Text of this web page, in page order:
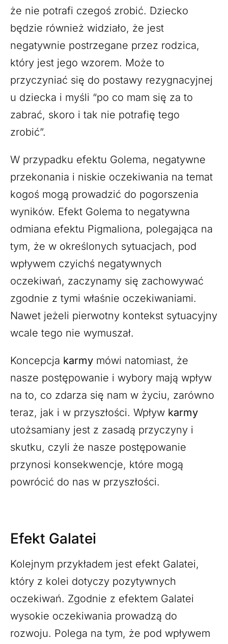
że nie potrafi czegoś zrobić. Dziecko
będzie również widziało, że jest
negatywnie postrzegane przez rodzica,
który jest jego wzorem. Może to
przyczyniać się do postawy rezygnacyjnej
u dziecka i myśli “po co mam się za to
zabrać, skoro i tak nie potrafię tego
zrobić”.
W przypadku efektu Golema, negatywne
przekonania i niskie oczekiwania na temat
kogoś mogą prowadzić do pogorszenia
wyników. Efekt Golema to negatywna
odmiana efektu Pigmaliona, polegająca na
tym, że w określonych sytuacjach, pod
wpływem czyichś negatywnych
oczekiwań, zaczynamy się zachowywać
zgodnie z tymi właśnie oczekiwaniami.
Nawet jeżeli pierwotny kontekst sytuacyjny
wcale tego nie wymuszał.
Koncepcja karmy mówi natomiast, że
nasze postępowanie i wybory mają wpływ
na to, co zdarza się nam w życiu, zarówno
teraz, jak i w przyszłości. Wpływ karmy
utożsamiany jest z zasadą przyczyny i
skutku, czyli że nasze postępowanie
przynosi konsekwencje, które mogą
powrócić do nas w przyszłości.
Efekt Galatei
Kolejnym przykładem jest efekt Galatei,
który z kolei dotyczy pozytywnych
oczekiwań. Zgodnie z efektem Galatei
wysokie oczekiwania prowadzą do
rozwoju. Polega na tym, że pod wpływem